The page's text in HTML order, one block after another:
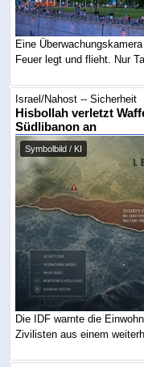
Eine
Feuer legt und flieht. Nur
Israel/Nahost -- Sicherheit
Hisbollah verletzt
Südlibanon an
Symbolbild / KI
Die IDF warnte die
Zivilisten aus einem